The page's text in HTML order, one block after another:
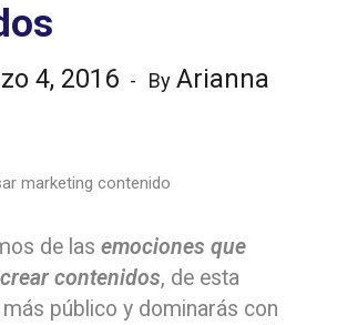
4, 2016 By Arianna
de las emociones que
contenidos, de esta
público y dominarás con